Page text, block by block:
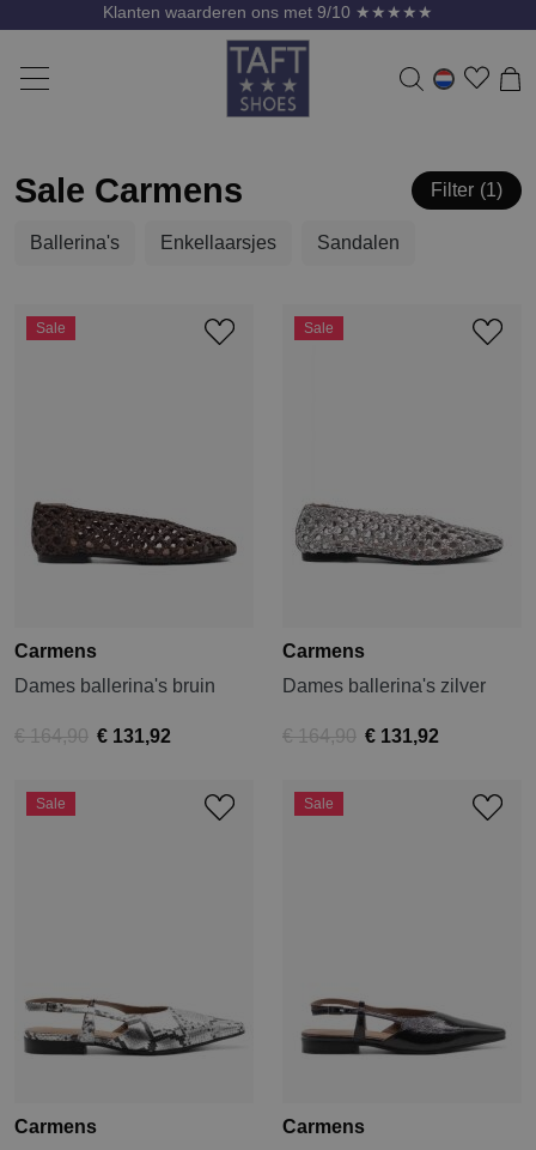
Klanten waarderen ons met 9/10 ★★★★★
Sale Carmens Filter 1
Ballerina's Enkellaarsjes Sandalen
Sale
Carmens
Dames ballerina's bruin
€ 164,90 € 131,92
Sale
Carmens
Dames ballerina's zilver
€ 164,90 € 131,92
Sale
Carmens
Sale
Carmens